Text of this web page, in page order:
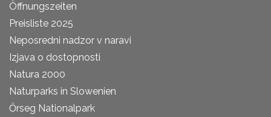
Öffnungszeiten
Preisliste 2025
Neposredni nadzor v naravi
Izjava o dostopnosti
Natura 2000
Naturparks in Slowenien
Őrseg Nationalpark